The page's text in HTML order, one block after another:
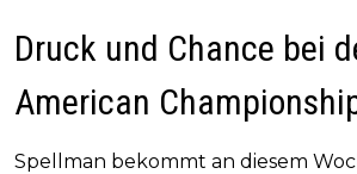
Druck und Chance bei
American
Spellman bekommt an diesem